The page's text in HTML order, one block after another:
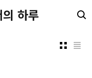
하루